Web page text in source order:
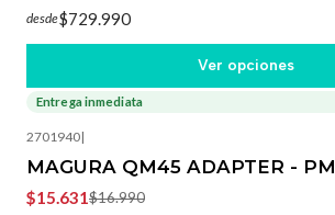
desde$729.990
Ver opciones
-8%OFF
Entrega inmediata
2701940|
MAGURA QM45 ADAPTER - PM
$15.631$16.990